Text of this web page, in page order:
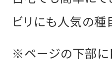
ビリにも人気の種
※ページの下部に